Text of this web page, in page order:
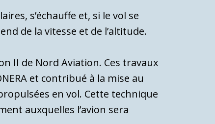
s’échauffe et, si le vol se
de la vitesse et de l’altitude.
II de Nord Aviation. Ces travaux
et contribué à la mise au
en vol. Cette technique
auxquelles l’avion sera